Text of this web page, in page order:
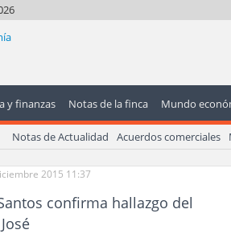
y finanzas Notas de la finca Mundo
Notas de Actualidad Acuerdos comerciales
2015 11:37
confirma hallazgo del